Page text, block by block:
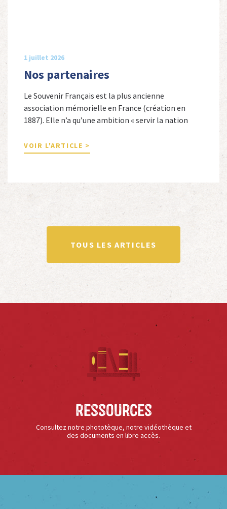
1 juillet 2026
Nos partenaires
Le Souvenir Français est la plus ancienne
association mémorielle en France (création en
1887). Elle n’a qu’une ambition « servir la nation
nationale de la France. Afin d’atteindre cet objectif,
Le Souvenir Français entretient des liens amicaux
totalité ou partiellement afin de faire vivre […]
VOIR L'ARTICLE >
TOUS LES ARTICLES
Ressources
Consultez notre phototèque, notre vidéothèque et
des documents en libre accès.